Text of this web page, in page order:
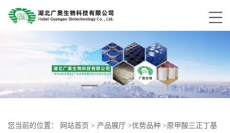
您当前的位置： 网站首页 > 产品展厅 >优势品种 >原甲酸三正丁基